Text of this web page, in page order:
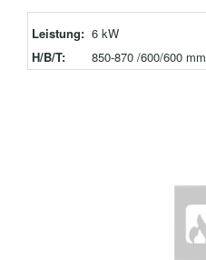
Leistung: 6 kW
H/B/T:
850-870 /600/600 mm